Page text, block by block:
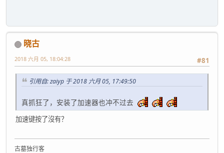
晓古
#81
2018 六月 05, 18:04:28
引用自: zaiyp 于 2018 六月 05, 17:49:50
真抓狂了，安装了加速器也冲不过去
加速键按了沒有？
古墓独行客